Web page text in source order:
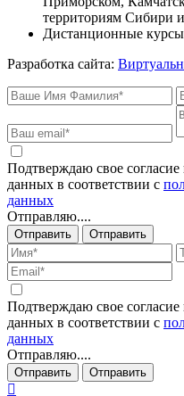
территориям Сибири
Дистанционные
Разработка сайта:
Подтверждаю свое
данных в соответствии с
данных
Отправляю....
Отправить Отправить
Подтверждаю свое
данных в соответствии с
данных
Отправляю....
Отправить Отправить